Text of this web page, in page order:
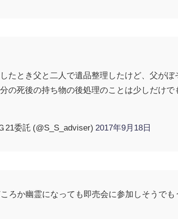
たとき父と二人で遺品整理したけど、父が
の死後の持ち物の後処理のことは少しだけ
委託 (@S_S_adviser) 2017年9月18日
ろか幽霊になっても即売会に参加しそうで